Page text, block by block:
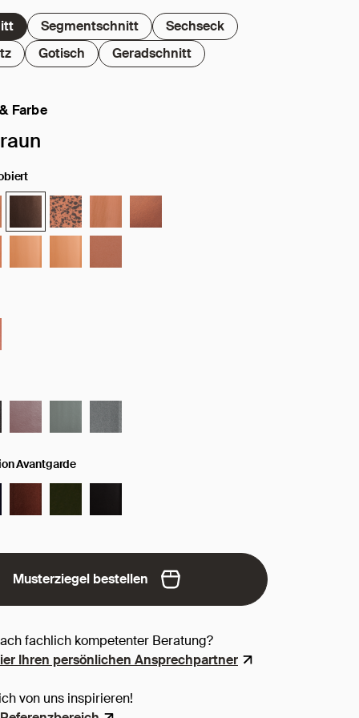
Segmentschnitt
Sechseck
Gotisch Geradschnitt
Farbe
/ Farbe:
Avantgarde
Musterziegel bestellen
fachlich kompetenter Beratung?
Ihren persönlichen Ansprechpartner
von uns inspirieren!